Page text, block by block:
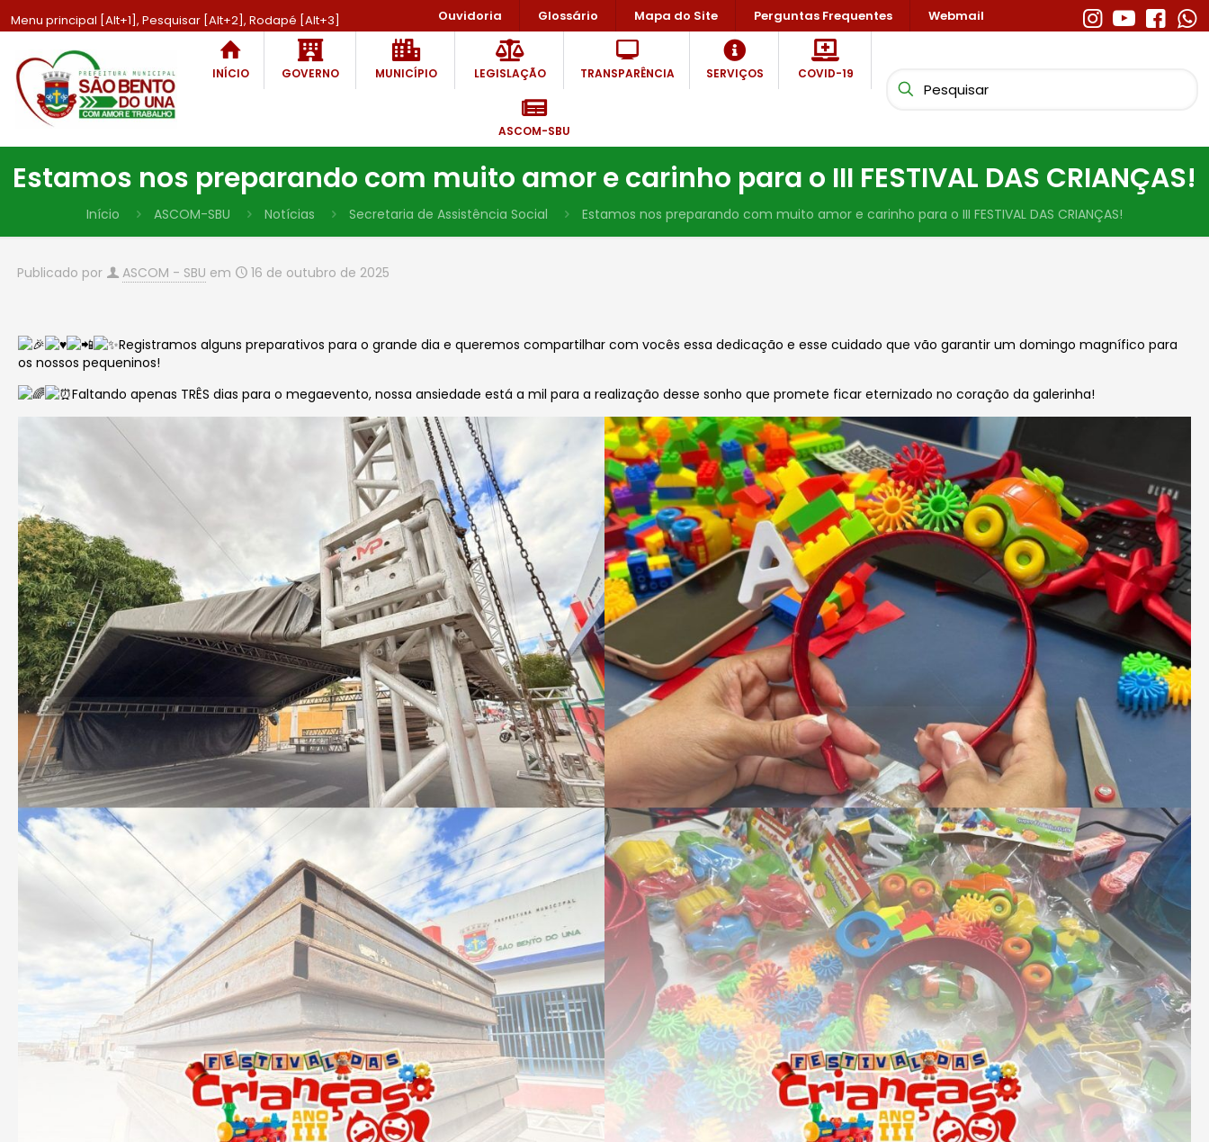
Menu principal [Alt+1], Pesquisar [Alt+2], Rodapé [Alt+3] Ouvidoria Glossário Mapa do Site Perguntas Frequentes Webmail
INÍCIO GOVERNO MUNICÍPIO LEGISLAÇÃO TRANSPARÊNCIA SERVIÇOS COVID-19
ASCOM-SBU
Estamos nos preparando com muito amor e carinho para o III FESTIVAL DAS CRIANÇAS!
Início ASCOM-SBU Notícias Secretaria de Assistência Social Estamos nos preparando com muito amor e carinho para o III FESTIVAL DAS CRIANÇAS!
Publicado por ASCOM - SBU em 16 de outubro de 2025
Registramos alguns preparativos para o grande dia e queremos compartilhar com vocês essa dedicação e esse cuidado que vão garantir um domingo magnífico para
os nossos pequeninos!
Faltando apenas TRÊS dias para o megaevento, nossa ansiedade está a mil para a realização desse sonho que promete ficar eternizado no coração da galerinha!